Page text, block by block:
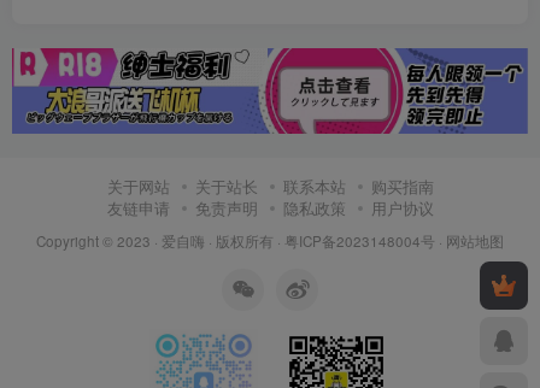
关于网站 关于站长 联系本站
购买指南
友链申请
免责声明 隐私政策 用户协议
Copyright © 2023 · 爱自嗨 · 版权所有 · 粤ICP备2023148004号 · 网站地图